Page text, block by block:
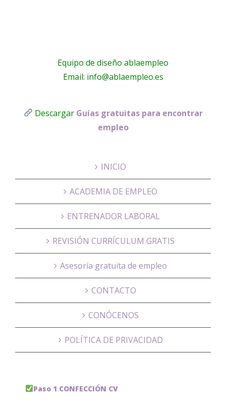
Equipo de diseño ablaempleo
Email: info@ablaempleo.es
Descargar Guías gratuitas para encontrar
empleo
INICIO
ACADEMIA DE EMPLEO
ENTRENADOR LABORAL
REVISIÓN CURRÍCULUM GRATIS
Asesoría gratuita de empleo
CONTACTO
CONÓCENOS
POLÍTICA DE PRIVACIDAD
Paso 1 CONFECCIÓN CV